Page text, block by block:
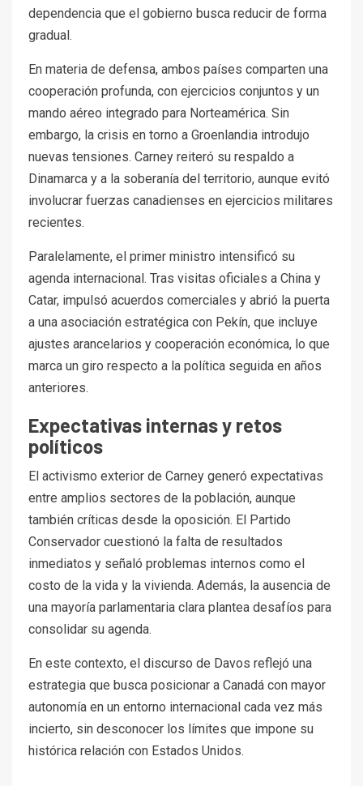
dependencia que el gobierno busca reducir de forma
gradual.
En materia de defensa, ambos países comparten una
cooperación profunda, con ejercicios conjuntos y un
mando aéreo integrado para Norteamérica. Sin
embargo, la crisis en torno a Groenlandia introdujo
nuevas tensiones. Carney reiteró su respaldo a
Dinamarca y a la soberanía del territorio, aunque evitó
involucrar fuerzas canadienses en ejercicios militares
recientes.
Paralelamente, el primer ministro intensificó su
agenda internacional. Tras visitas oficiales a China y
Catar, impulsó acuerdos comerciales y abrió la puerta
a una asociación estratégica con Pekín, que incluye
ajustes arancelarios y cooperación económica, lo que
marca un giro respecto a la política seguida en años
anteriores.
Expectativas internas y retos
políticos
El activismo exterior de Carney generó expectativas
entre amplios sectores de la población, aunque
también críticas desde la oposición. El Partido
Conservador cuestionó la falta de resultados
inmediatos y señaló problemas internos como el
costo de la vida y la vivienda. Además, la ausencia de
una mayoría parlamentaria clara plantea desafíos para
consolidar su agenda.
En este contexto, el discurso de Davos reflejó una
estrategia que busca posicionar a Canadá con mayor
autonomía en un entorno internacional cada vez más
incierto, sin desconocer los límites que impone su
histórica relación con Estados Unidos.